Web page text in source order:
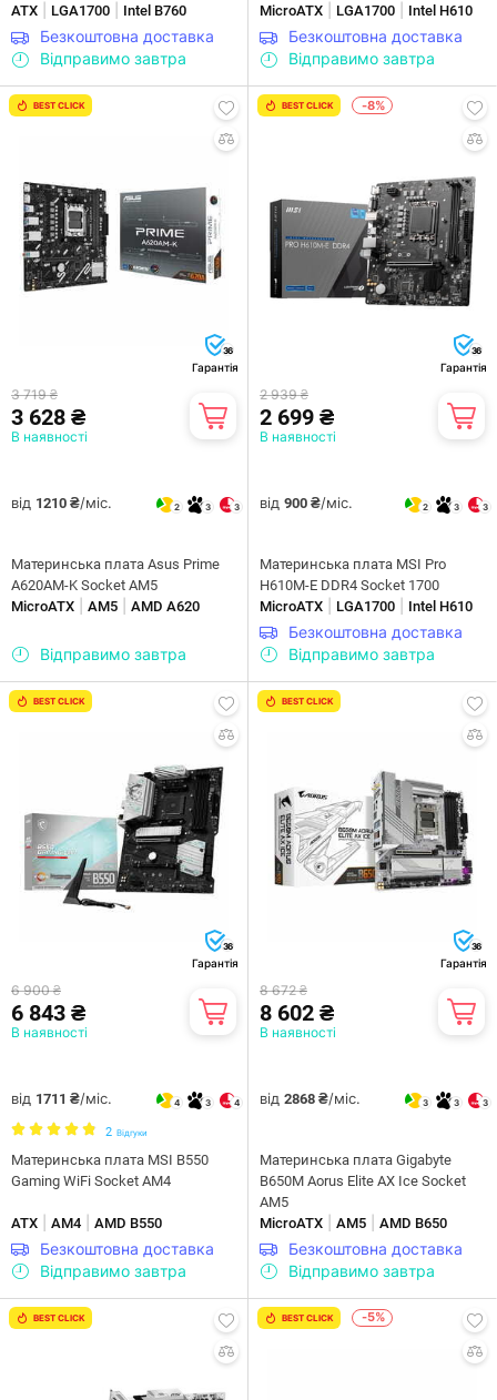
ATX
LGA1700 Intel B760
Безкоштовна доставка
Відправимо завтра
MicroATX
LGA1700 Intel H610
Безкоштовна доставка
Відправимо завтра
BEST CLICK
36
Гарантія
3 719 ₴
3 628 ₴
В наявності
від 1210 ₴/міс. 2 3 3
Материнська плата Asus Prime
A620AM-K Socket AM5
MicroATX
AM5 AMD A620
Відправимо завтра
BEST CLICK -8%
36
Гарантія
2 939 ₴
2 699 ₴
В наявності
від 900 ₴/міс. 2 3 3
Материнська плата MSI Pro
H610M-E DDR4 Socket 1700
MicroATX
LGA1700 Intel H610
Безкоштовна доставка
Відправимо завтра
BEST CLICK
36
Гарантія
6 900 ₴
6 843 ₴
В наявності
від 1711 ₴/міс. 4 3 4
2 Відгуки
Материнська плата MSI B550
Gaming WiFi Socket AM4
ATX AM4 AMD B550
Безкоштовна доставка
Відправимо завтра
BEST CLICK
36
Гарантія
8 672 ₴
8 602 ₴
В наявності
від 2868 ₴/міс. 3 3 3
Материнська плата Gigabyte
B650M Aorus Elite AX Ice Socket
AM5
MicroATX
AM5 AMD B650
Безкоштовна доставка
Відправимо завтра
BEST CLICK BEST CLICK -5%